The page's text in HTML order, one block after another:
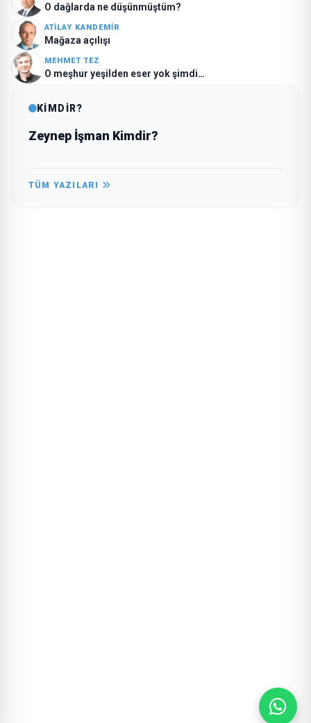
O dağlarda ne düşünmüştüm?
ATILAY KANDEMIR
Mağaza açılışı
MEHMET TEZ
O meşhur yeşilden eser yok şimdi…
KİMDİR?
Zeynep İşman Kimdir?
TÜM YAZILARI